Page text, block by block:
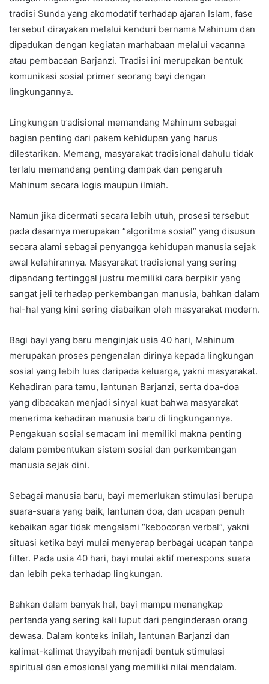
tradisi Sunda yang akomodatif terhadap ajaran Islam, fase
tersebut dirayakan melalui kenduri bernama Mahinum dan
dipadukan dengan kegiatan marhabaan melalui vacanna
atau pembacaan Barjanzi. Tradisi ini merupakan bentuk
komunikasi sosial primer seorang bayi dengan
lingkungannya.
Lingkungan tradisional memandang Mahinum sebagai
bagian penting dari pakem kehidupan yang harus
dilestarikan. Memang, masyarakat tradisional dahulu tidak
terlalu memandang penting dampak dan pengaruh
Mahinum secara logis maupun ilmiah.
Namun jika dicermati secara lebih utuh, prosesi tersebut
pada dasarnya merupakan “algoritma sosial” yang disusun
secara alami sebagai penyangga kehidupan manusia sejak
awal kelahirannya. Masyarakat tradisional yang sering
dipandang tertinggal justru memiliki cara berpikir yang
sangat jeli terhadap perkembangan manusia, bahkan dalam
hal-hal yang kini sering diabaikan oleh masyarakat modern.
Bagi bayi yang baru menginjak usia 40 hari, Mahinum
merupakan proses pengenalan dirinya kepada lingkungan
sosial yang lebih luas daripada keluarga, yakni masyarakat.
Kehadiran para tamu, lantunan Barjanzi, serta doa-doa
yang dibacakan menjadi sinyal kuat bahwa masyarakat
menerima kehadiran manusia baru di lingkungannya.
Pengakuan sosial semacam ini memiliki makna penting
dalam pembentukan sistem sosial dan perkembangan
manusia sejak dini.
Sebagai manusia baru, bayi memerlukan stimulasi berupa
suara-suara yang baik, lantunan doa, dan ucapan penuh
kebaikan agar tidak mengalami “kebocoran verbal”, yakni
situasi ketika bayi mulai menyerap berbagai ucapan tanpa
filter. Pada usia 40 hari, bayi mulai aktif merespons suara
dan lebih peka terhadap lingkungan.
Bahkan dalam banyak hal, bayi mampu menangkap
pertanda yang sering kali luput dari penginderaan orang
dewasa. Dalam konteks inilah, lantunan Barjanzi dan
kalimat-kalimat thayyibah menjadi bentuk stimulasi
spiritual dan emosional yang memiliki nilai mendalam.